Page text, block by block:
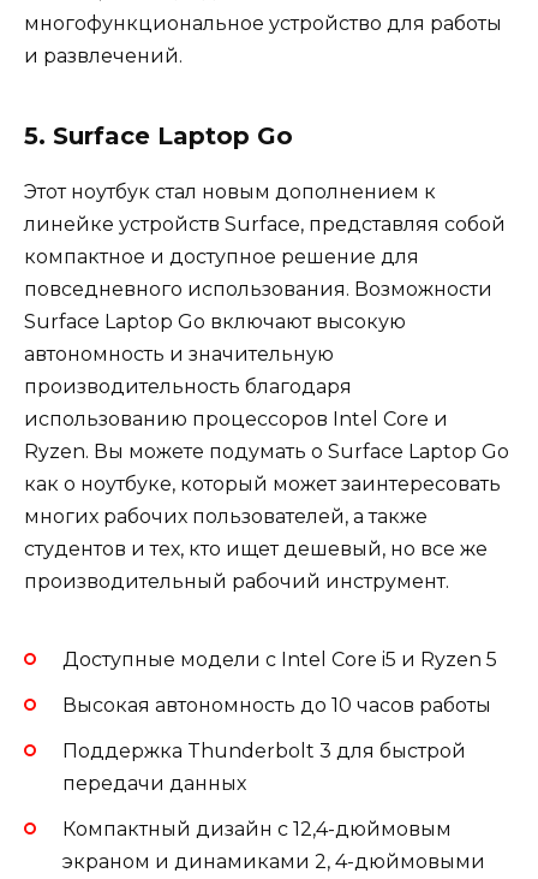
многофункциональное устройство для работы
и развлечений.
5. Surface Laptop Go
Этот ноутбук стал новым дополнением к
линейке устройств Surface, представляя собой
компактное и доступное решение для
повседневного использования. Возможности
Surface Laptop Go включают высокую
автономность и значительную
производительность благодаря
использованию процессоров Intel Core и
Ryzen. Вы можете подумать о Surface Laptop Go
как о ноутбуке, который может заинтересовать
многих рабочих пользователей, а также
студентов и тех, кто ищет дешевый, но все же
производительный рабочий инструмент.
Доступные модели с Intel Core i5 и Ryzen 5
Высокая автономность до 10 часов работы
Поддержка Thunderbolt 3 для быстрой
передачи данных
Компактный дизайн с 12,4-дюймовым
экраном и динамиками 2, 4-дюймовыми